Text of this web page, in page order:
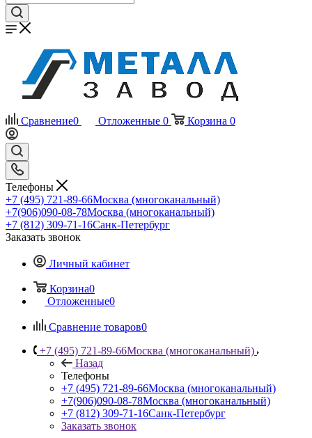
Сравнение0 Отложенные 0 Корзина 0
Телефоны
+7 (495) 721-89-66Москва (многоканальный)
+7(906)090-08-78Москва (многоканальный)
+7 (812) 309-71-16Санк-Петербург
Заказать звонок
Личный кабинет
Корзина0
Отложенные0
Сравнение товаров0
+7 (495) 721-89-66Москва (многоканальный)
Назад
Телефоны
+7 (495) 721-89-66Москва (многоканальный)
+7(906)090-08-78Москва (многоканальный)
+7 (812) 309-71-16Санк-Петербург
Заказать звонок